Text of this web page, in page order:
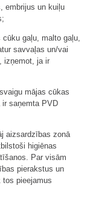
embrijus un kuiļu
gaļu, malto gaļu,
savvaļas un/vai
izņemot, ja ir
mājas cūkas
saņemta PVD
aizsardzības zonā
higiēnas
Par visām
pierakstus un
pieejamus